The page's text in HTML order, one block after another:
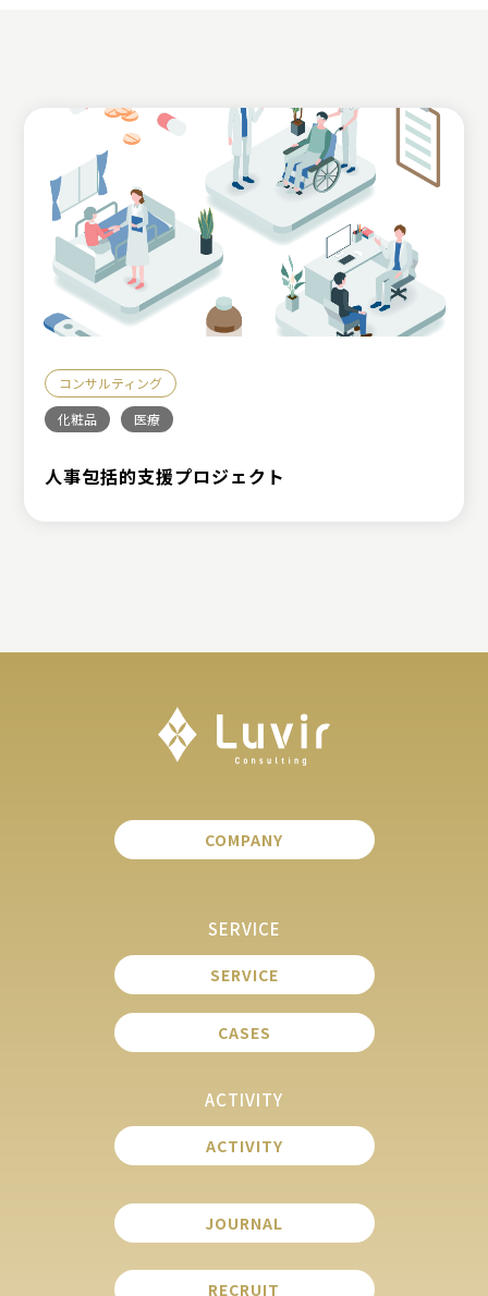
コンサルティング
化粧品
医療
人事包括的支援プロジェクト
COMPANY
SERVICE
SERVICE
CASES
ACTIVITY
ACTIVITY
JOURNAL
RECRUIT